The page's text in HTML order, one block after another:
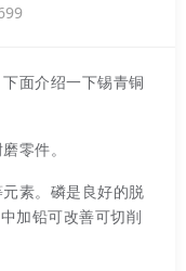
面介绍一下锡青铜
零件。
素。磷是良好的脱
加铅可改善可切削